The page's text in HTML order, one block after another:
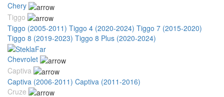
Chery
Tiggo
Tiggo (2005-2011) Tiggo 4 (2020-2024) Tiggo 7 (2015-2020)
Tiggo 8 (2019-2023) Tiggo 8 Plus (2020-2024)
Chevrolet
Captiva
Captiva (2006-2011) Captiva (2011-2016)
Cruze